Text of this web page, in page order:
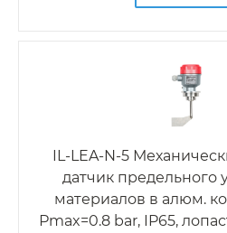
IL-LEA-N-5
датчик предельного
материалов в алюм.
Рmax=0.8 bar, IP65,